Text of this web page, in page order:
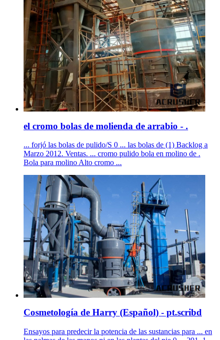
el cromo bolas de molienda de arrabio - .
... forjó las bolas de pulido/S 0 ... las bolas de (1) Backlog a
Marzo 2012. Ventas. ... cromo pulido bola en molino de .
Bola para molino Alto cromo ...
Cosmetología de Harry (Español) - pt.scribd
Ensayos para predecir la potencia de las sustancias para ... en